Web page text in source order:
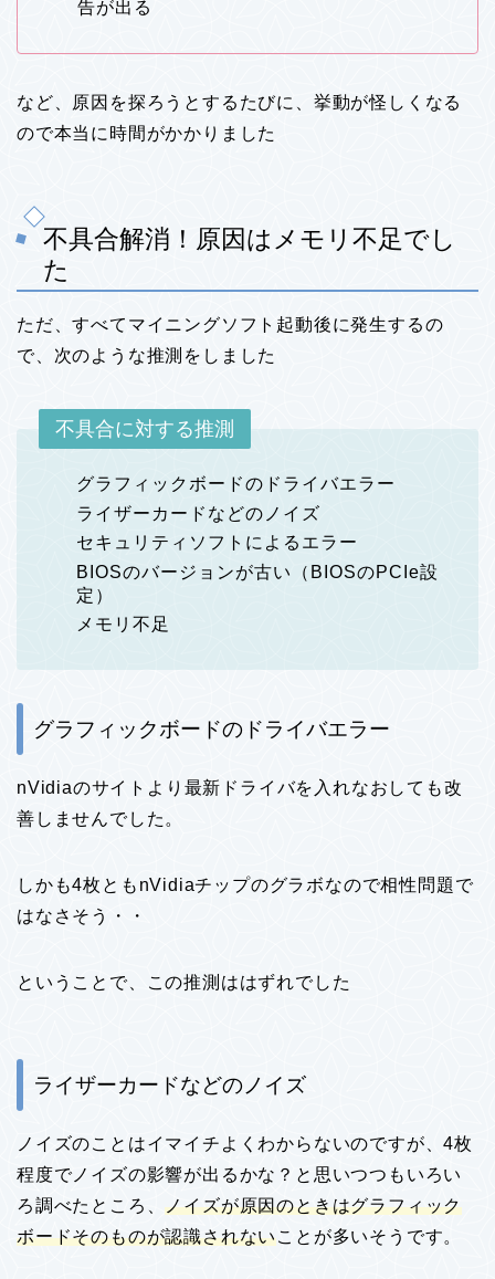
告が出る
など、原因を探ろうとするたびに、挙動が怪しくなる
ので本当に時間がかかりました
不具合解消！原因はメモリ不足でし
た
ただ、すべてマイニングソフト起動後に発生するの
で、次のような推測をしました
不具合に対する推測
グラフィックボードのドライバエラー
ライザーカードなどのノイズ
セキュリティソフトによるエラー
BIOSのバージョンが古い（BIOSのPCIe設
定）
メモリ不足
グラフィックボードのドライバエラー
nVidiaのサイトより最新ドライバを入れなおしても改
善しませんでした。
しかも4枚ともnVidiaチップのグラボなので相性問題で
はなさそう・・
ということで、この推測ははずれでした
ライザーカードなどのノイズ
ノイズのことはイマイチよくわからないのですが、4枚
程度でノイズの影響が出るかな？と思いつつもいろい
ろ調べたところ、ノイズが原因のときはグラフィック
ボードそのものが認識されないことが多いそうです。